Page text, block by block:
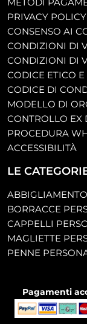
METODI
PRIVACY POLICY
CONSENSO AI
CONDIZIONI DI
CONDIZIONI DI
CODICE ETICO
CODICE DI
MODELLO DI
CONTROLLO EX
PROCEDURA
ACCESSIBILITÀ
LE
BORRACCE
CAPPELLI
MAGLIETTE
PENNE
Pagamenti